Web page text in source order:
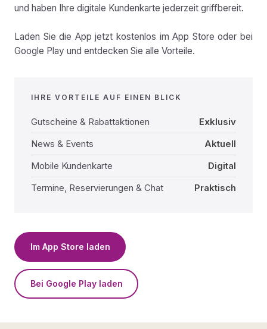
und haben Ihre digitale Kundenkarte jederzeit griffbereit.
Laden Sie die App jetzt kostenlos im App Store oder bei
Google Play und entdecken Sie alle Vorteile.
IHRE VORTEILE AUF EINEN BLICK
Gutscheine & Rabattaktionen
Exklusiv
News & Events
Aktuell
Mobile Kundenkarte
Digital
Termine, Reservierungen & Chat
Praktisch
Im App Store laden
Bei Google Play laden